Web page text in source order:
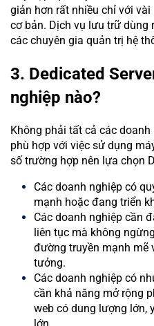
giản hơn rất nhiều chỉ với
cơ bản. Dịch vụ lưu trữ dùng
các chuyên gia quản trị hệ
3. Dedicated
nghiệp nào?
Không phải tất cả các
phù hợp với việc sử dụng
số trường hợp nên lựa chọn
Các doanh nghiệp có
mạnh hoặc đang triển
Các doanh nghiệp cần
liên tục mà không
đường truyền mạnh mẽ
tưởng.
Các doanh nghiệp có
cần khả năng mở rộng
web có dung lượng lớn,